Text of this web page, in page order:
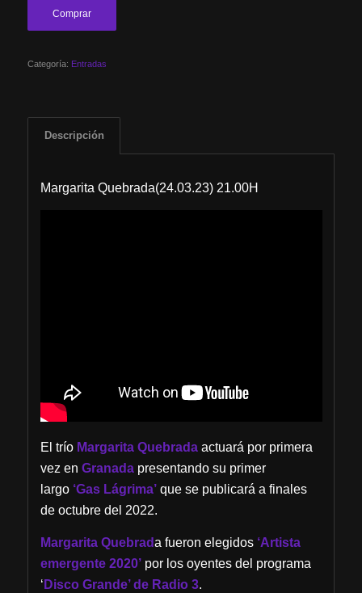
Comprar
Categoría: Entradas
Descripción
Margarita Quebrada(24.03.23) 21.00H
El trío Margarita Quebrada actuará por primera
vez en Granada presentando su primer
largo ‘Gas Lágrima’que se publicará a finales
de octubre del 2022.
Margarita Quebrada fueron elegidos‘Artista
emergente 2020’por los oyentes del programa
‘ Disco Grande’ de Radio 3.